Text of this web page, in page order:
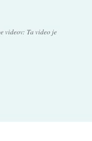
videov: Ta video je